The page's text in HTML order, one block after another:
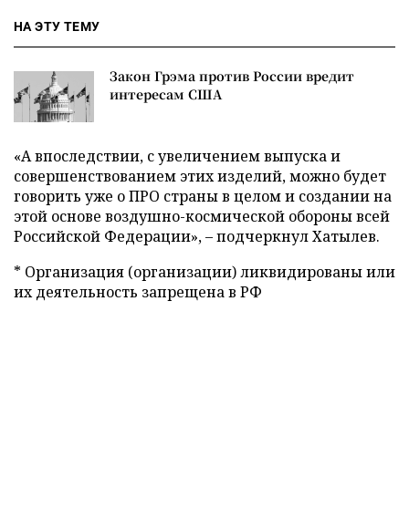
НА ЭТУ ТЕМУ
Закон Грэма против России вредит
интересам США
«А впоследствии, с увеличением выпуска и
совершенствованием этих изделий, можно будет
говорить уже о ПРО страны в целом и создании на
этой основе воздушно-космической обороны всей
Российской Федерации», – подчеркнул Хатылев.
* Организация (организации) ликвидированы или
их деятельность запрещена в РФ